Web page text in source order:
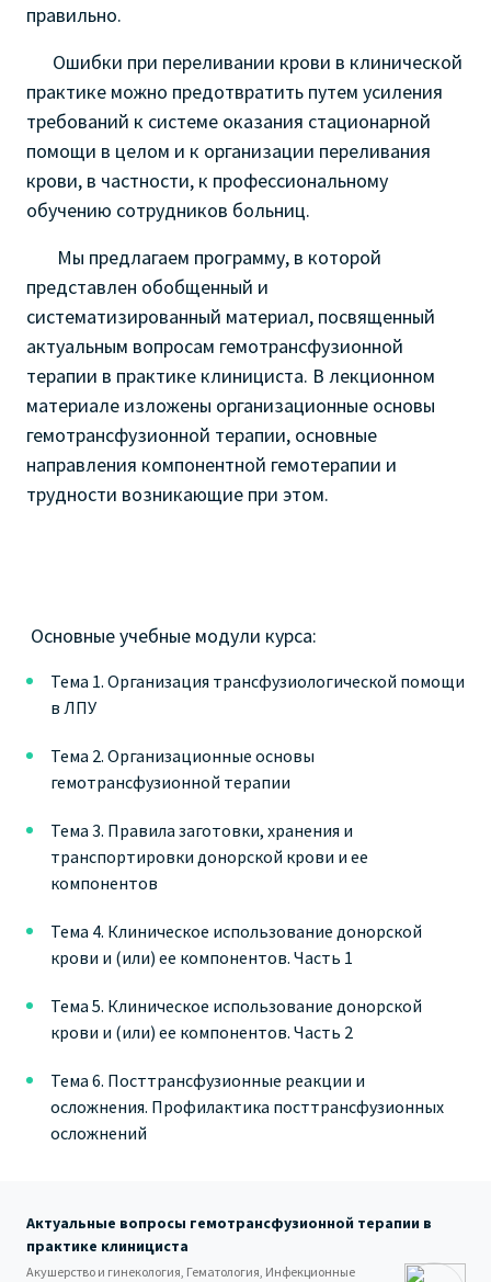
правильно.
Ошибки при переливании крови в клинической
практике можно предотвратить путем усиления
требований к системе оказания стационарной
помощи в целом и к организации переливания
крови, в частности, к профессиональному
обучению сотрудников больниц.
Мы предлагаем программу, в которой
представлен обобщенный и
систематизированный материал, посвященный
актуальным вопросам гемотрансфузионной
терапии в практике клинициста. В лекционном
материале изложены организационные основы
гемотрансфузионной терапии, основные
направления компонентной гемотерапии и
трудности возникающие при этом.
Основные учебные модули курса:
Тема 1. Организация трансфузиологической помощи
в ЛПУ
Тема 2. Организационные основы
гемотрансфузионной терапии
Тема 3. Правила заготовки, хранения и
транспортировки донорской крови и ее
компонентов
Тема 4. Клиническое использование донорской
крови и (или) ее компонентов. Часть 1
Тема 5. Клиническое использование донорской
крови и (или) ее компонентов. Часть 2
Тема 6. Посттрансфузионные реакции и
осложнения. Профилактика посттрансфузионных
осложнений
Актуальные вопросы гемотрансфузионной терапии в
практике клинициста
Акушерство и гинекология, Гематология, Инфекционные